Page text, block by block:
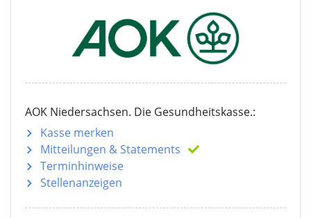
AOK Niedersachsen. Die Gesundheitskasse.:
Kasse merken
Mitteilungen & Statements
Terminhinweise
Stellenanzeigen